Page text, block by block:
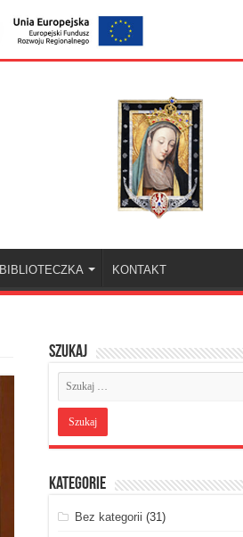
BIBLIOTECZKA KONTAKT
Szukaj
Kategorie
Bez kategorii (31)